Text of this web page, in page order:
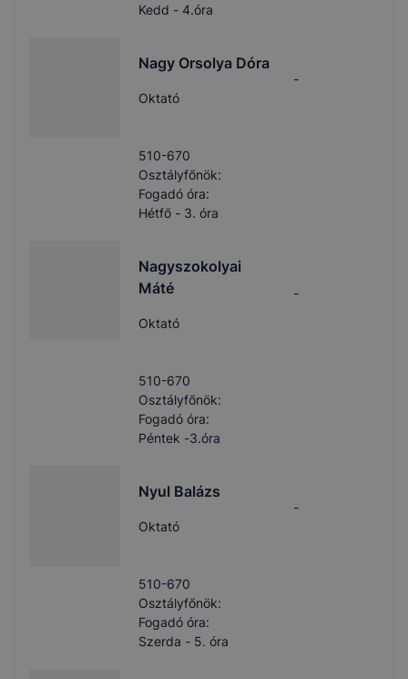
Kedd - 4.óra
Nagy Orsolya Dóra
Oktató
-
510-670
Osztályfőnök:
Fogadó óra:
Hétfő - 3. óra
Nagyszokolyai
Máté
Oktató
-
510-670
Osztályfőnök:
Fogadó óra:
Péntek -3.óra
Nyul Balázs
Oktató
-
510-670
Osztályfőnök:
Fogadó óra:
Szerda - 5. óra